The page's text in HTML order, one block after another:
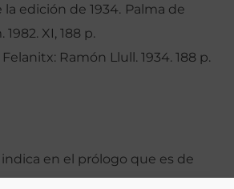
edición de 1934. Palma de
XI, 188 p.
Ramón Llull. 1934. 188 p.
en el prólogo que es de